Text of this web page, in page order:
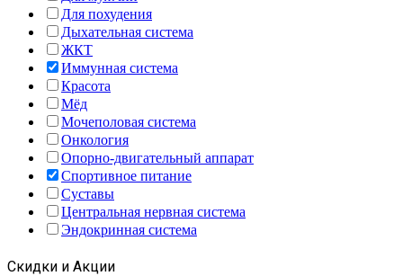
Для похудения
Дыхательная система
ЖКТ
Иммунная система
Красота
Мёд
Мочеполовая система
Онкология
Опорно-двигательный аппарат
Спортивное питание
Суставы
Центральная нервная система
Эндокринная система
Скидки и Акции